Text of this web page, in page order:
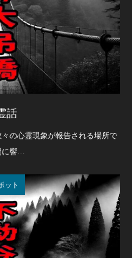
話
の心霊現象が報告される場所で
に響…
ット